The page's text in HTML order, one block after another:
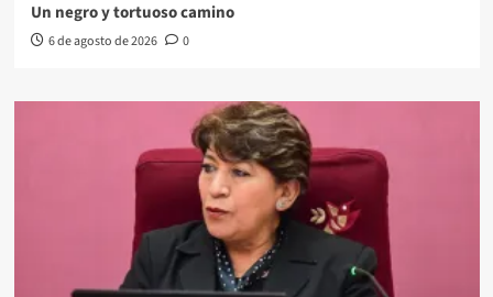
Un negro y tortuoso camino
6 de agosto de 2026 0